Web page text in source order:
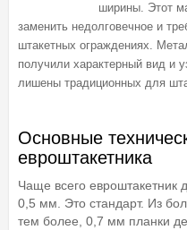
ширины. Этот
заменить недолговечное и
штакетных ограждениях.
получили характерный вид и
лишены традиционных для
Основные
евроштакетника
Чаще всего евроштакетник
0,5 мм. Это стандарт. Из
тем более, 0,7 мм планки